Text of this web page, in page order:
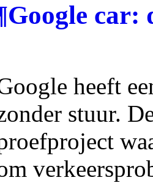
Google car:
heeft
stuur.